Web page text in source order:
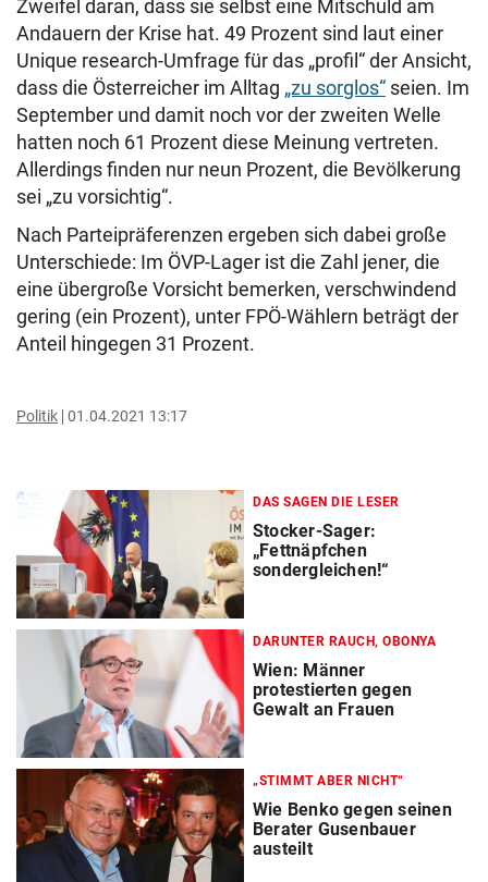
Zweifel daran, dass sie selbst eine Mitschuld am
Andauern der Krise hat. 49 Prozent sind laut einer
Unique research-Umfrage für das „profil“ der Ansicht,
dass die Österreicher im Alltag „zu sorglos“ seien. Im
September und damit noch vor der zweiten Welle
hatten noch 61 Prozent diese Meinung vertreten.
Allerdings finden nur neun Prozent, die Bevölkerung
sei „zu vorsichtig“.
Nach Parteipräferenzen ergeben sich dabei große
Unterschiede: Im ÖVP-Lager ist die Zahl jener, die
eine übergroße Vorsicht bemerken, verschwindend
gering (ein Prozent), unter FPÖ-Wählern beträgt der
Anteil hingegen 31 Prozent.
Politik 01.04.2021 13:17
DAS SAGEN DIE LESER
Stocker-Sager:
„Fettnäpfchen
sondergleichen!“
DARUNTER RAUCH, OBONYA
Wien: Männer
protestierten gegen
Gewalt an Frauen
„STIMMT ABER NICHT“
Wie Benko gegen seinen
Berater Gusenbauer
austeilt